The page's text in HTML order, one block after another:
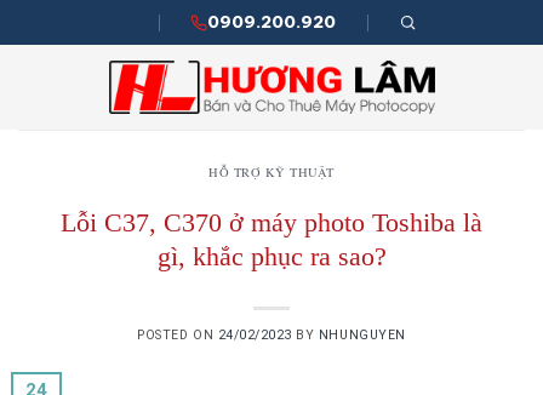
0909.200.920
HỖ TRỢ KỸ THUẬT
Lỗi C37, C370 ở máy photo Toshiba là
gì, khắc phục ra sao?
POSTED ON 24/02/2023 BY NHUNGUYEN
24